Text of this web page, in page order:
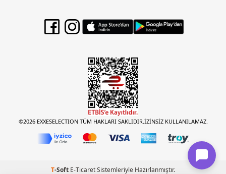
©2026 EXXESELECTION TÜM HAKLARI SAKLIDIR.İZİNSİZ KULLANILAMAZ.
T-Soft E-TicaretSistemleriyle Hazırlanmıştır.